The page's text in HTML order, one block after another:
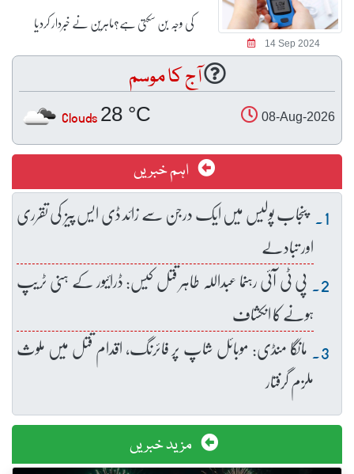
14 Sep 2024
کی وجہ بن سکتی ہے؟ماہرین نے خبردار کردیا
آج کا موسم
08-Aug-2026
28 °C
Clouds
اہم خبریں
پنجاب پولیس میں ایک درجن سے زائد ڈی ایس پیز کی تقرری
اور تبادلے
پی ٹی آئی رہنما عبداللہ طاہر قتل کیس: ڈرائیور کے ہنی ٹریپ
ہونے کا انکشاف
مانگا منڈی: موبائل شاپ پر فائرنگ، اقدام قتل میں ملوث
ملزم گرفتار
مزید خبریں